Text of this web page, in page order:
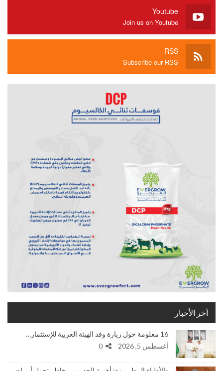
Youtube
Join us on Youtube
RSS
Subscribe our RSS
أخر الأخبار
16 معلومة حول زيارة وفد الهيئة العربية للإستثمار…
أغسطس 5, 2026